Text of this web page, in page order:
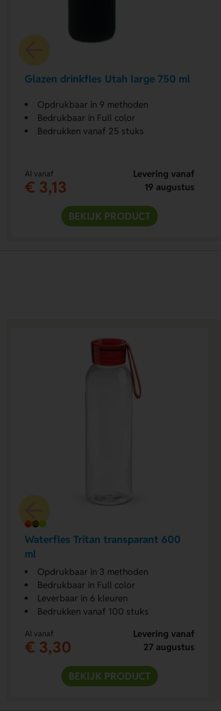
Glazen drinkfles Utah large 750 ml
Opdrukbaar in 9 methoden
Bedrukbaar in Full color
Bedrukken vanaf 25 stuks
Al vanaf
€ 3,13
Levering vanaf
19 augustus
BEKIJK PRODUCT
Waterfles Tritan transparant 600
ml
Opdrukbaar in 3 methoden
Bedrukbaar in Full color
Leverbaar in 6 kleuren
Bedrukken vanaf 100 stuks
Al vanaf
€ 3,30
Levering vanaf
27 augustus
BEKIJK PRODUCT